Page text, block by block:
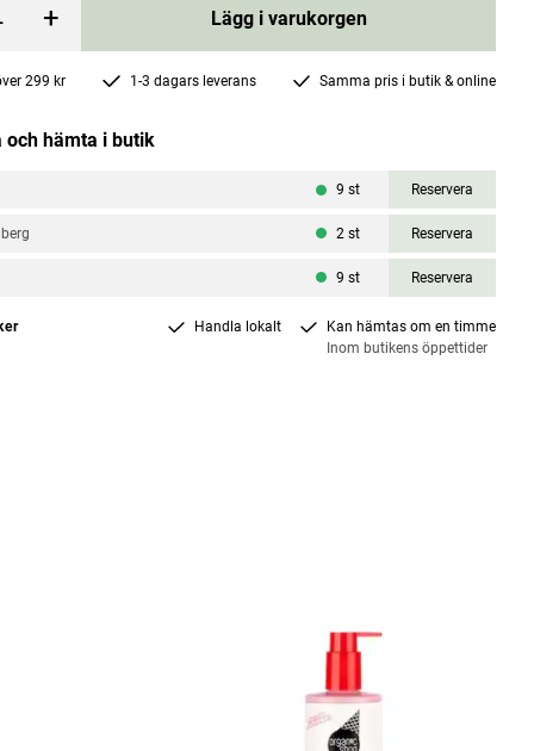
+ Lägg i varukorgen
299 kr 1-3 dagars leverans Samma pris i butik & online
och hämta i butik
9 st Reservera
2 st Reservera
9 st Reservera
Handla lokalt
Kan hämtas om en timme
Inom butikens öppettider